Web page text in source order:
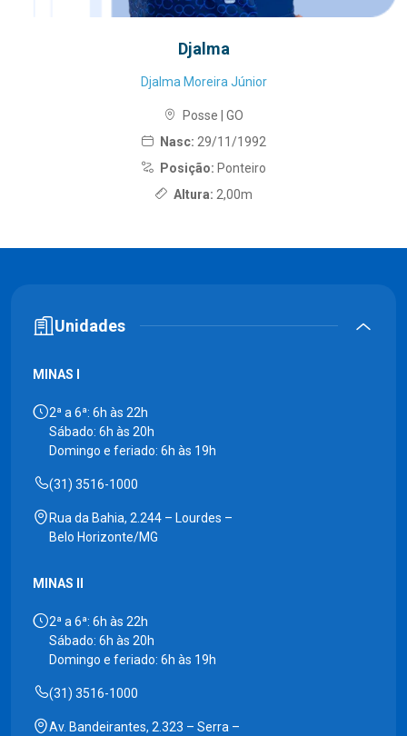
Djalma
Djalma Moreira Júnior
Posse | GO
Nasc: 29/11/1992
Posição: Ponteiro
Altura: 2,00m
Unidades
MINAS I
2ª a 6ª: 6h às 22h
Sábado: 6h às 20h
Domingo e feriado: 6h às 19h
(31) 3516-1000
Rua da Bahia, 2.244 – Lourdes –
Belo Horizonte/MG
MINAS II
2ª a 6ª: 6h às 22h
Sábado: 6h às 20h
Domingo e feriado: 6h às 19h
(31) 3516-1000
Av. Bandeirantes, 2.323 – Serra –